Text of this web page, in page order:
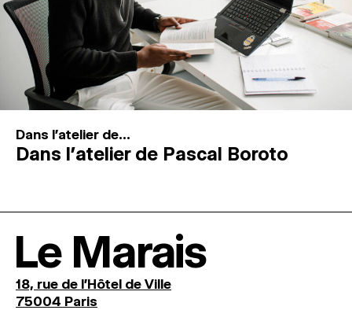
Dans l'atelier de...
Dans l’atelier de Pascal Boroto
Le Marais
18, rue de l'Hôtel de Ville
75004 Paris